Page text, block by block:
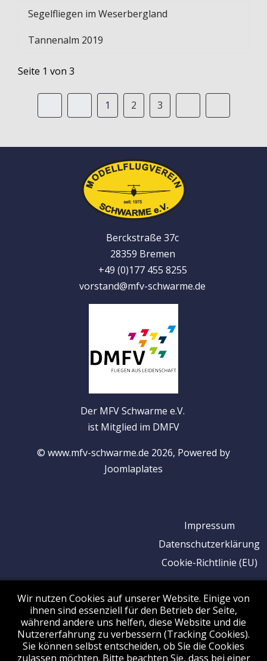
Segelfliegen im Weserbergland
Tannenalm 2019
Seite 1 von 3
1 2 3
Berckstraße 37c
28359 Bremen
+49 (0)177 455 8255
vorstand@mfv-schwarme.de
Der MFV Schwarme e.V.
ist Mitglied im DMFV
© www.mfv-schwarme.de 2026, Powered by
Joomlaplates
Impressum
Datenschutzerklärung
Cookie-Richtlinie (EU)
Wir nutzen Cookies auf unserer Website. Einige von
ihnen sind essenziell für den Betrieb der Seite,
während andere uns helfen, diese Website und die
Nutzererfahrung zu verbessern (Tracking Cookies).
Sie können selbst entscheiden, ob Sie die Cookies
zulassen möchten. Bitte beachten Sie, dass bei einer